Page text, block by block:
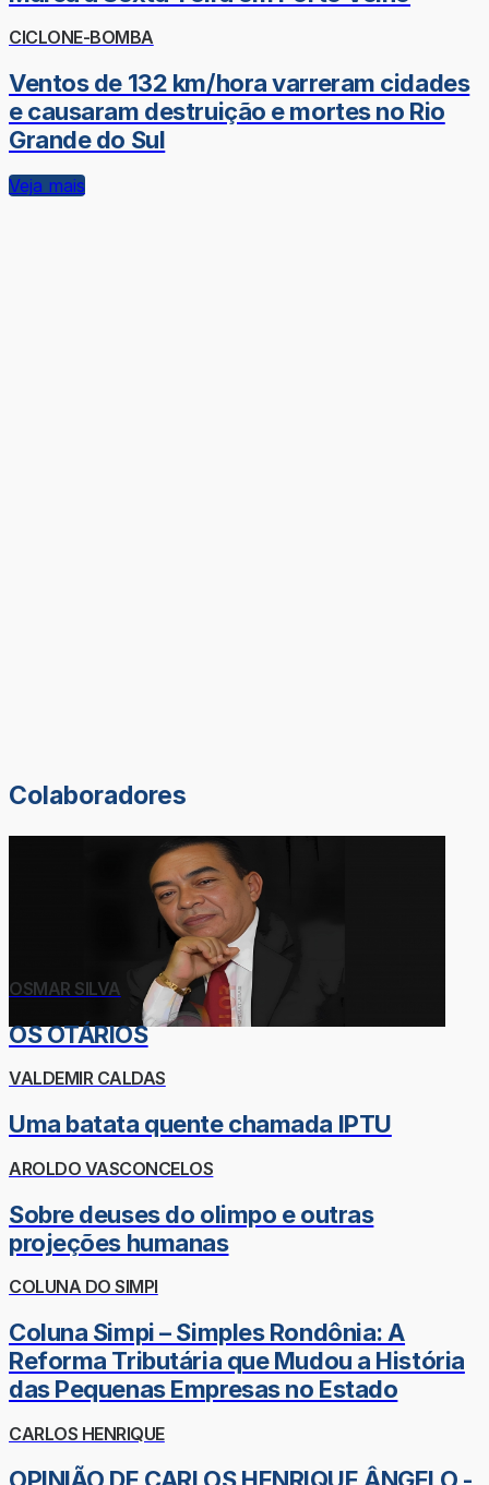
CICLONE-BOMBA
Ventos de 132 km/hora varreram cidades
e causaram destruição e mortes no Rio
Grande do Sul
Veja mais
Colaboradores
OSMAR SILVA
OS OTÁRIOS
VALDEMIR CALDAS
Uma batata quente chamada IPTU
AROLDO VASCONCELOS
Sobre deuses do olimpo e outras
projeções humanas
COLUNA DO SIMPI
Coluna Simpi – Simples Rondônia: A
Reforma Tributária que Mudou a História
das Pequenas Empresas no Estado
CARLOS HENRIQUE